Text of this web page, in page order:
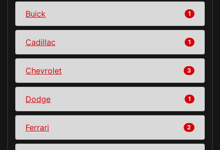
Buick 1
Cadillac 1
Chevrolet 3
Dodge 1
Ferrari 2